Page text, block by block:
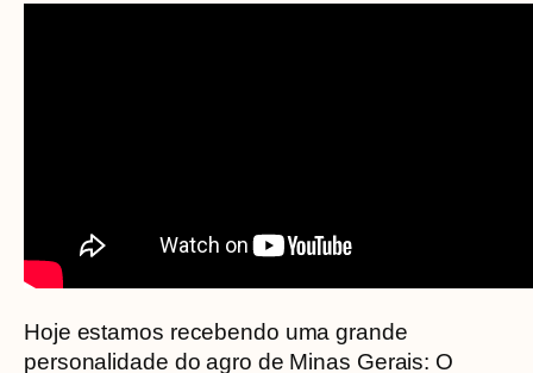
Hoje estamos recebendo uma grande
personalidade do agro de Minas Gerais: O